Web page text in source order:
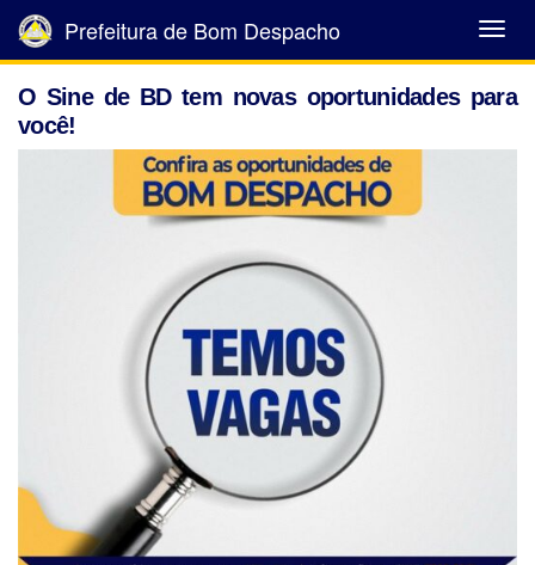
Abrir
Menu
Prefeitura de Bom Despacho
O Sine de BD tem novas oportunidades para
você!